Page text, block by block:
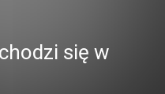
się w